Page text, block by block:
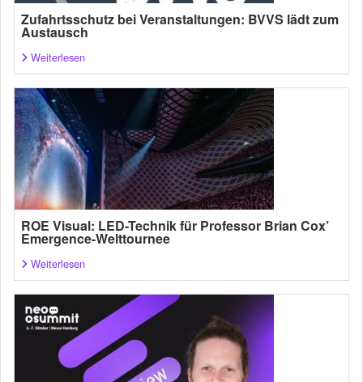
Zufahrtsschutz bei Veranstaltungen: BVVS lädt zum
Austausch
Weiterlesen
ROE Visual: LED-Technik für Professor Brian Cox’
Emergence-Welttournee
Weiterlesen